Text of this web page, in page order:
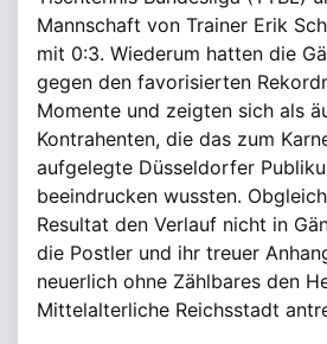
Mannschaft von Trainer Erik
mit 0:3. Wiederum hatten die
gegen den favorisierten
Momente und zeigten sich als
Kontrahenten, die das zum
aufgelegte Düsseldorfer
beeindrucken wussten.
Resultat den Verlauf nicht in
die Postler und ihr treuer
neuerlich ohne Zählbares den
Mittelalterliche Reichsstadt